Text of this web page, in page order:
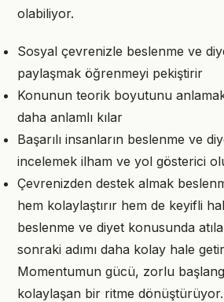
olabiliyor.
Sosyal çevrenizle beslenme ve
paylaşmak öğrenmeyi pekiştirir
Konunun teorik boyutunu
daha anlamlı kılar
Başarılı insanların beslenme ve
incelemek ilham ve yol gösterici
Çevrenizden destek almak
hem kolaylaştırır hem de keyifli
beslenme ve diyet konusunda
sonraki adımı daha kolay hale
Momentumun gücü, zorlu
kolaylaşan bir ritme dönüştürüyor.